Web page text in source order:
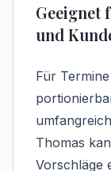
Geeignet
und
Für
Thomas
Vorschläge